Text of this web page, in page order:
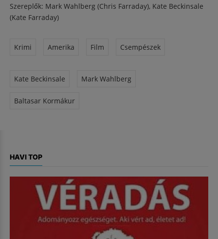
Szereplők: Mark Wahlberg (Chris Farraday), Kate Beckinsale
(Kate Farraday)
Krimi Amerika Film Csempészek
Kate Beckinsale Mark Wahlberg
Baltasar Kormákur
HAVI TOP